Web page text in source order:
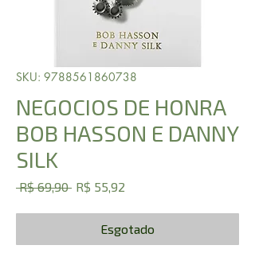
SKU: 9788561860738
NEGOCIOS DE HONRA
BOB HASSON E DANNY
SILK
R$ 69,90 Preço
R$ 55,92
Esgotado